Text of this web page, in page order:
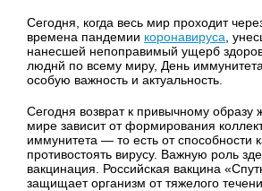
Сегодня, когда весь мир проходит
времена пандемии коронавируса ,
нанесшей непоправимый ущерб
люднй по всему миру, День
особую важность и актуальность.
Сегодня возврат к привычному образу
мире зависит от формирования
иммунитета — то есть от способности
противостоять вирусу. Важную роль
вакцинация. Российская вакцина
защищает организм от тяжелого